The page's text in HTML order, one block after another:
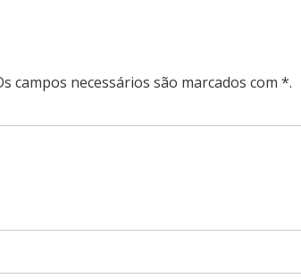
campos necessários são marcados com *.